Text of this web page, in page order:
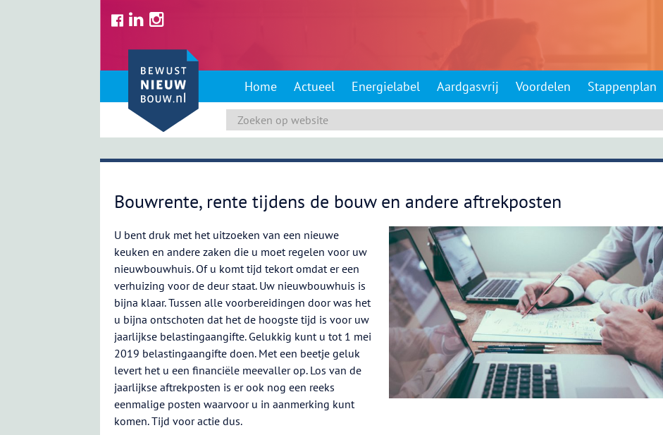
Home Actueel Energielabel Aardgasvrij Voordelen Stappenplan
Bouwrente, rente tijdens de bouw en andere aftrekposten
U bent druk met het uitzoeken van een nieuwe
keuken en andere zaken die u moet regelen voor uw
nieuwbouwhuis. Of u komt tijd tekort omdat er een
verhuizing voor de deur staat. Uw nieuwbouwhuis is
bijna klaar. Tussen alle voorbereidingen door was het
u bijna ontschoten dat het de hoogste tijd is voor uw
jaarlijkse belastingaangifte. Gelukkig kunt u tot 1 mei
2019 belastingaangifte doen. Met een beetje geluk
levert het u een financiële meevaller op. Los van de
jaarlijkse aftrekposten is er ook nog een reeks
eenmalige posten waarvoor u in aanmerking kunt
komen. Tijd voor actie dus.